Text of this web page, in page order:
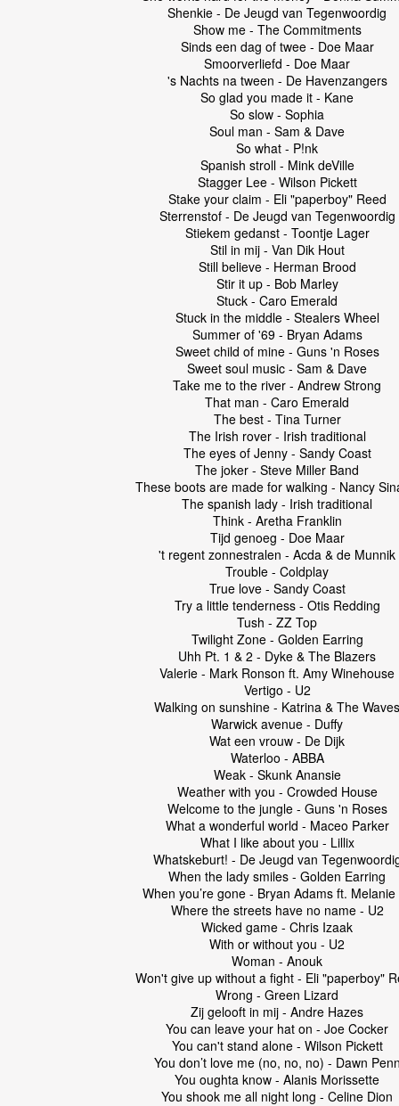
Shenkie - De Jeugd van Tegenwoordig
Show me - The Commitments
Sinds een dag of twee - Doe Maar
Smoorverliefd - Doe Maar
's Nachts na tween - De Havenzangers
So glad you made it - Kane
So slow - Sophia
Soul man - Sam & Dave
So what - P!nk
Spanish stroll - Mink deVille
Stagger Lee - Wilson Pickett
Stake your claim - Eli "paperboy" Reed
Sterrenstof - De Jeugd van Tegenwoordig
Stiekem gedanst - Toontje Lager
Stil in mij - Van Dik Hout
Still believe - Herman Brood
Stir it up - Bob Marley
Stuck - Caro Emerald
Stuck in the middle - Stealers Wheel
Summer of '69 - Bryan Adams
Sweet child of mine - Guns 'n Roses
Sweet soul music - Sam & Dave
Take me to the river - Andrew Strong
That man - Caro Emerald
The best - Tina Turner
The Irish rover - Irish traditional
The eyes of Jenny - Sandy Coast
The joker - Steve Miller Band
These boots are made for walking - Nancy
The spanish lady - Irish traditional
Think - Aretha Franklin
Tijd genoeg - Doe Maar
't regent zonnestralen - Acda & de Munnik
Trouble - Coldplay
True love - Sandy Coast
Try a little tenderness - Otis Redding
Tush - ZZ Top
Twilight Zone - Golden Earring
Uhh Pt. 1 & 2 - Dyke & The Blazers
Valerie - Mark Ronson ft. Amy Winehouse
Vertigo - U2
Walking on sunshine - Katrina & The Waves
Warwick avenue - Duffy
Wat een vrouw - De Dijk
Waterloo - ABBA
Weak - Skunk Anansie
Weather with you - Crowded House
Welcome to the jungle - Guns 'n Roses
What a wonderful world - Maceo Parker
What I like about you - Lillix
Whatskeburt! - De Jeugd van
When the lady smiles - Golden Earring
When you’re gone - Bryan Adams ft. Melanie
Where the streets have no name - U2
Wicked game - Chris Izaak
With or without you - U2
Woman - Anouk
Won't give up without a fight - Eli "paperboy"
Wrong - Green Lizard
Zij gelooft in mij - Andre Hazes
You can leave your hat on - Joe Cocker
You can't stand alone - Wilson Pickett
You don’t love me (no, no, no) - Dawn
You oughta know - Alanis Morissette
You shook me all night long - Celine Dion